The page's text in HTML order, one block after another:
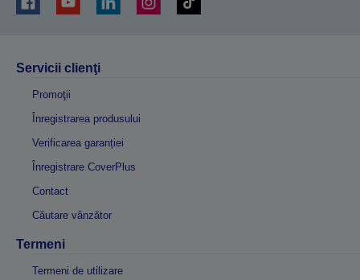
Servicii clienţi
Promoţii
Înregistrarea produsului
Verificarea garanției
Înregistrare CoverPlus
Contact
Căutare vânzător
Termeni
Termeni de utilizare